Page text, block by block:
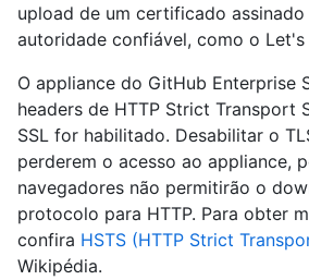
upload de um certificado assinado
autoridade confiável, como o Let's
O appliance do GitHub Enterprise
headers de HTTP Strict Transport
SSL for habilitado. Desabilitar o
perderem o acesso ao appliance,
navegadores não permitirão o
protocolo para HTTP. Para obter
confira HSTS (HTTP Strict
Wikipédia.